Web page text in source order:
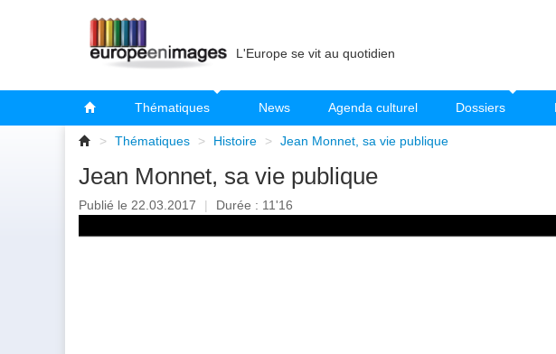
L'Europe se vit au quotidien
Thématiques News Agenda culturel Dossiers
> Thématiques > Histoire > Jean Monnet, sa vie publique
Jean Monnet, sa vie publique
Publié le 22.03.2017 | Durée : 11'16